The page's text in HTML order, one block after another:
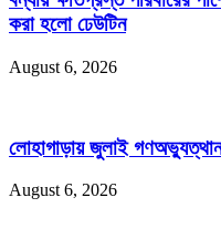
করা হলো ঢেউটিন
August 6, 2026
লোহাগাড়ায় জুলাই
August 6, 2026